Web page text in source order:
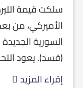
سلكت قيمة
الأميركي، من
السورية
(قسد). يعود
إقراء المزيد